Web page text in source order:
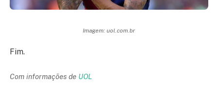
Imagem: uol.com.br
Fim.
Com informações de UOL